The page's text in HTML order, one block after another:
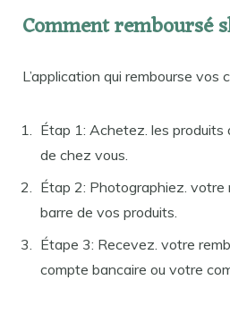
Comment remboursé
L’application qui rembourse vos
Étap 1: Achetez. les produits
de chez vous.
Étap 2: Photographiez. votre
barre de vos produits.
Étape 3: Recevez. votre
compte bancaire ou votre